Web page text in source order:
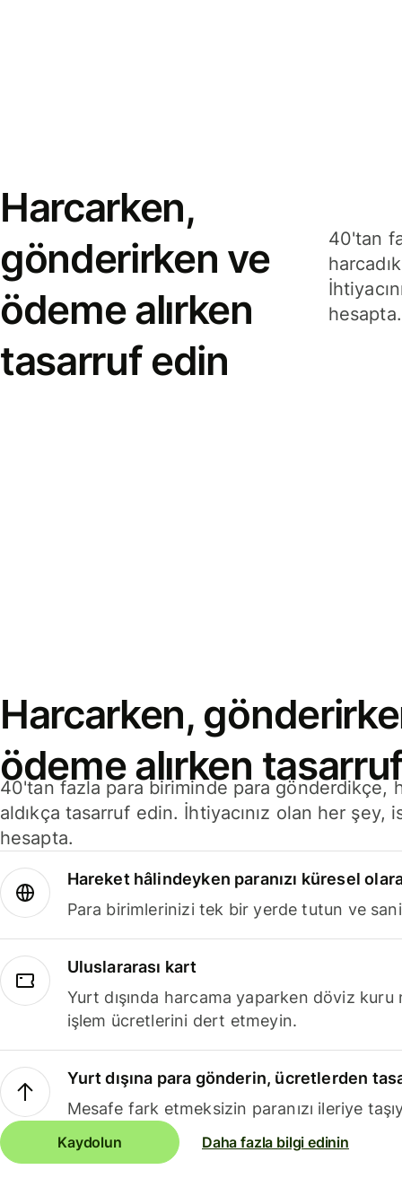
Harcarken,
gönderirken ve
ödeme alırken
tasarruf edin
40'tan
hesapta.
Harcarken,
ödeme alırken
40'tan fazla para biriminde para gönderdikçe,
aldıkça tasarruf edin. İhtiyacınız olan her
hesapta.
Hareket hâlindeyken paranızı küresel
Para birimlerinizi tek bir yerde tutun ve
Uluslararası kart
Yurt dışında harcama yaparken döviz kuru
işlem ücretlerini dert etmeyin.
Yurt dışına para gönderin, ücretlerden
Mesafe fark etmeksizin paranızı ileriye
Kaydolun Daha fazla bilgi edinin